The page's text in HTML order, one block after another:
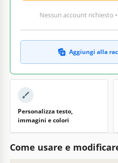
Nessun account richiesto
Aggiungi alla
Personalizza testo,
immagini e colori
Come usare e